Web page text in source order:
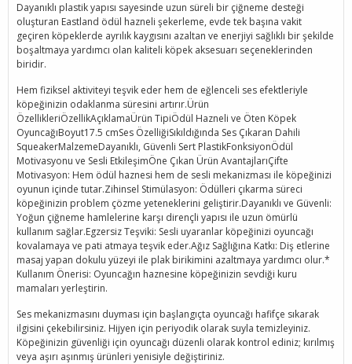
Dayanıklı plastik yapısı sayesinde uzun süreli bir çiğneme desteği
oluşturan Eastland ödül hazneli şekerleme, evde tek başına vakit
geçiren köpeklerde ayrılık kaygısını azaltan ve enerjiyi sağlıklı bir şekilde
boşaltmaya yardımcı olan kaliteli köpek aksesuarı seçeneklerinden
biridir.
Hem fiziksel aktiviteyi teşvik eder hem de eğlenceli ses efektleriyle
köpeğinizin odaklanma süresini artırır.Ürün
ÖzellikleriÖzellikAçıklamaÜrün TipiÖdül Hazneli ve Öten Köpek
OyuncağıBoyut17.5 cmSes ÖzelliğiSıkıldığında Ses Çıkaran Dahili
SqueakerMalzemeDayanıklı, Güvenli Sert PlastikFonksiyonÖdül
Motivasyonu ve Sesli EtkileşimÖne Çıkan Ürün AvantajlarıÇifte
Motivasyon: Hem ödül haznesi hem de sesli mekanizması ile köpeğinizi
oyunun içinde tutar.Zihinsel Stimülasyon: Ödülleri çıkarma süreci
köpeğinizin problem çözme yeteneklerini geliştirir.Dayanıklı ve Güvenli:
Yoğun çiğneme hamlelerine karşı dirençli yapısı ile uzun ömürlü
kullanım sağlar.Egzersiz Teşviki: Sesli uyaranlar köpeğinizi oyuncağı
kovalamaya ve pati atmaya teşvik eder.Ağız Sağlığına Katkı: Diş etlerine
masaj yapan dokulu yüzeyi ile plak birikimini azaltmaya yardımcı olur.*
Kullanım Önerisi: Oyuncağın haznesine köpeğinizin sevdiği kuru
mamaları yerleştirin.
Ses mekanizmasını duyması için başlangıçta oyuncağı hafifçe sıkarak
ilgisini çekebilirsiniz. Hijyen için periyodik olarak suyla temizleyiniz.
Köpeğinizin güvenliği için oyuncağı düzenli olarak kontrol ediniz; kırılmış
veya aşırı aşınmış ürünleri yenisiyle değiştiriniz.